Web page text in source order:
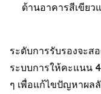
ด้านอาคารสีเขียว
ระดับการรับรองจะส
ระบบการให้คะแนน
ๆ เพื่อแก้ไขปัญหาผล